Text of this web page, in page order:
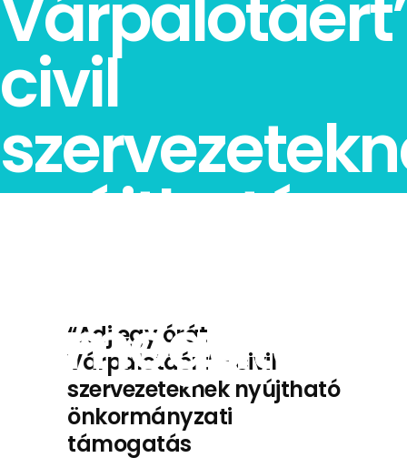
civil
nyújtható
támogatás
“Adj egy órát
Várpalotáért”- civil
szervezeteknek nyújtható
önkormányzati
támogatás